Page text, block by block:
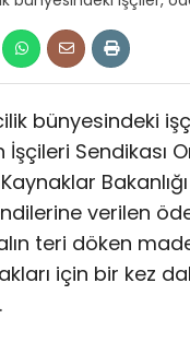
bünyesindeki
İşçileri Sendikası
verilen
teri döken
için bir kez